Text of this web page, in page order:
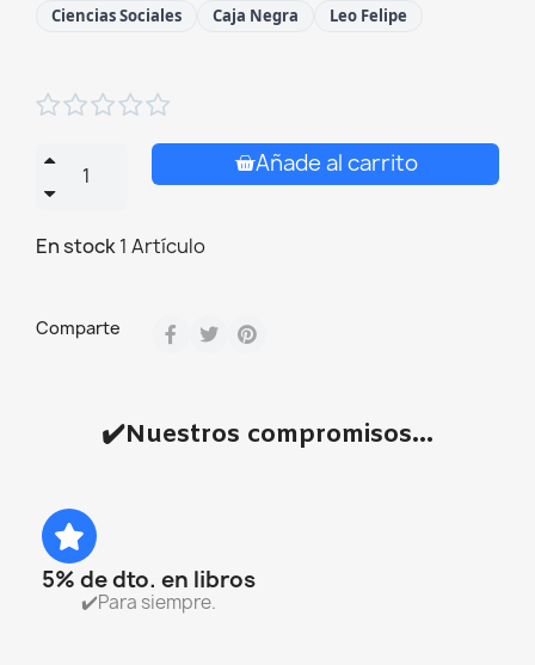
Ciencias Sociales
Caja Negra Leo Felipe

Añade al carrito
En stock1 Artículo
Comparte
✔️Nuestros compromisos...
5% de dto. en libros
✔️Para siempre.